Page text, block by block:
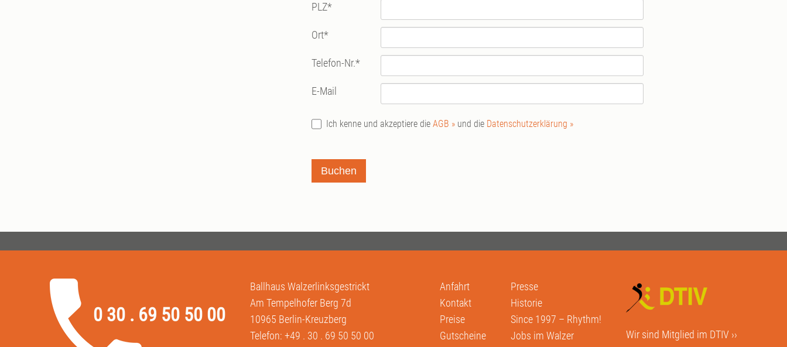
PLZ*
Ort*
Telefon-Nr.*
E-Mail
Ich kenne und akzeptiere die AGB »und die Datenschutzerklärung »
Buchen
0 30 . 69 50 50 00
Ballhaus Walzerlinksgestrickt
Am Tempelhofer Berg 7d
10965 Berlin-Kreuzberg
Telefon: +49 . 30 . 69 50 50 00
Anfahrt
Kontakt
Preise
Gutscheine
Presse
Historie
Since 1997 – Rhythm!
Jobs im Walzer
Wir sind Mitglied im DTIV ››